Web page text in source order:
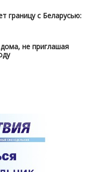
границу с Беларусью:
не приглашая